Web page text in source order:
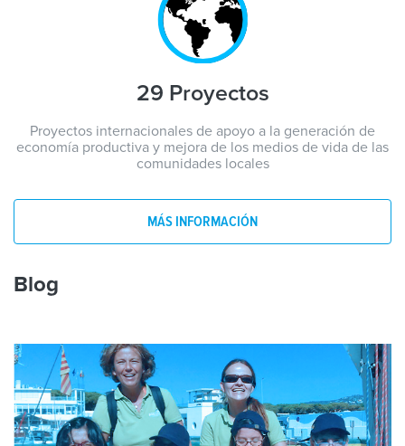
29 Proyectos
Proyectos internacionales de apoyo a la generación de
economía productiva y mejora de los medios de vida de las
comunidades locales
MÁS INFORMACIÓN
Blog